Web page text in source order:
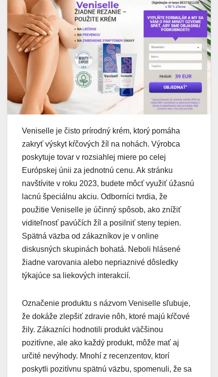
Veniselle je čisto prírodný krém, ktorý pomáha
zakryť výskyt kŕčových žíl na nohách. Výrobca
poskytuje tovar v rozsiahlej miere po celej
Európskej únii za jednotnú cenu. Ak stránku
navštívite v roku 2023, budete môcť využiť úžasnú
lacnú špeciálnu akciu. Odborníci tvrdia, že
použitie Veniselle je účinný spôsob, ako znížiť
viditeľnosť pavúčích žíl a posilniť steny tepien.
Spätná väzba od zákazníkov je v online
diskusných skupinách bohatá. Neboli hlásené
žiadne varovania alebo nepriaznivé dôsledky
týkajúce sa liekových interakcií.
Označenie produktu s názvom Veniselle sľubuje,
že dokáže zlepšiť zdravie nôh, ktoré majú kŕčové
žily. Zákazníci hodnotili produkt väčšinou
pozitívne, ale ako každý produkt, môže mať aj
určité nevýhody. Mnohí z recenzentov, ktorí
poskytli pozitívnu spätnú väzbu, spomenuli, že sa